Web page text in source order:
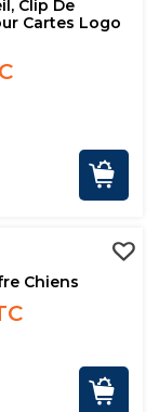
Clip De
Cartes Logo
Chiens